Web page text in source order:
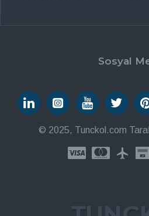
Sosyal
© 2025, Tunckol.com